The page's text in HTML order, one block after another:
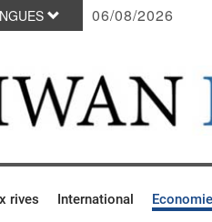
06/08/2026
rives International Economie